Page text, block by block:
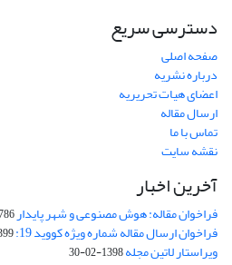
دسترسی سریع
صفحه اصلی
درباره نشریه
اعضای هیات تحریریه
ارسال مقاله
تماس با ما
نقشه سایت
آخرین اخبار
فراخوان مقاله: هوش مصنوعی و شهر پایدار0-1279
فراخوان ارسال مقاله شماره ویژه کووید 19: 23
ویراستار لاتین مجله1398-02-30